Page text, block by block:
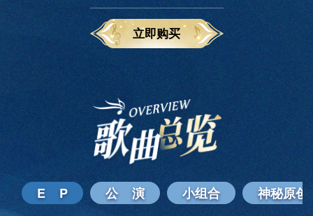
立即购买
E P 公 演 小组合 神秘原创